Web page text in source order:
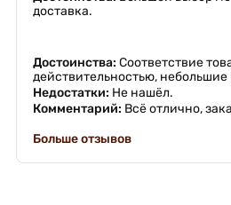
доставка.
Достоинства: Соответствие
действительностью,
Недостатки: Не нашёл.
Комментарий: Всё отлично,
Больше отзывов